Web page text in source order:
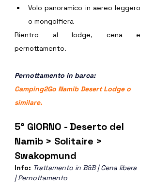
Volo panoramico in aereo leggero
o mongolfiera
Rientro al lodge, cena e
pernottamento.
Pernottamento in barca:
Camping2Go Namib Desert Lodge o
similare.
5° GIORNO - Deserto del
Namib > Solitaire >
Swakopmund
Info: Trattamento in B&B | Cena libera
| Pernottamento